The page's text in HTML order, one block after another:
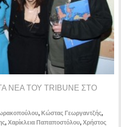
ΝΕΑ ΤΟΥ TRIBUNE ΣΤΟ
, Κώστας Γεωργαντζής,
, Χαρίκλεια Παπαποστόλου, Χρήστος